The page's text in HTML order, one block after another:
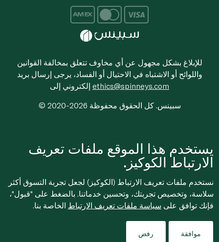
للإبلاغ بشكل مجهول عن أي مخاوف تتعلق بمخالفة القوانين
واللوائح أو الاشتباه في الاحتيال أو الفساد، يرجى إرسال بريد
ethics@spinneys.com
© 2020-2026 سبينس. كل الحقوق محفوظة
يستخدم هذا الموقع ملفات تعريف
الارتباط الكوكيز.
نستخدم ملفات تعريف الارتباط (الكوكيز) لجعل تجربة التسوق أكثر
سلاسة، وتخصيص تجربتك، وتحسين خدماتنا. بالضغط على "قبول"،
فإنك توافق على سياسة ملفات تعريف الارتباط الخاصة بنا.
موافقة رفض